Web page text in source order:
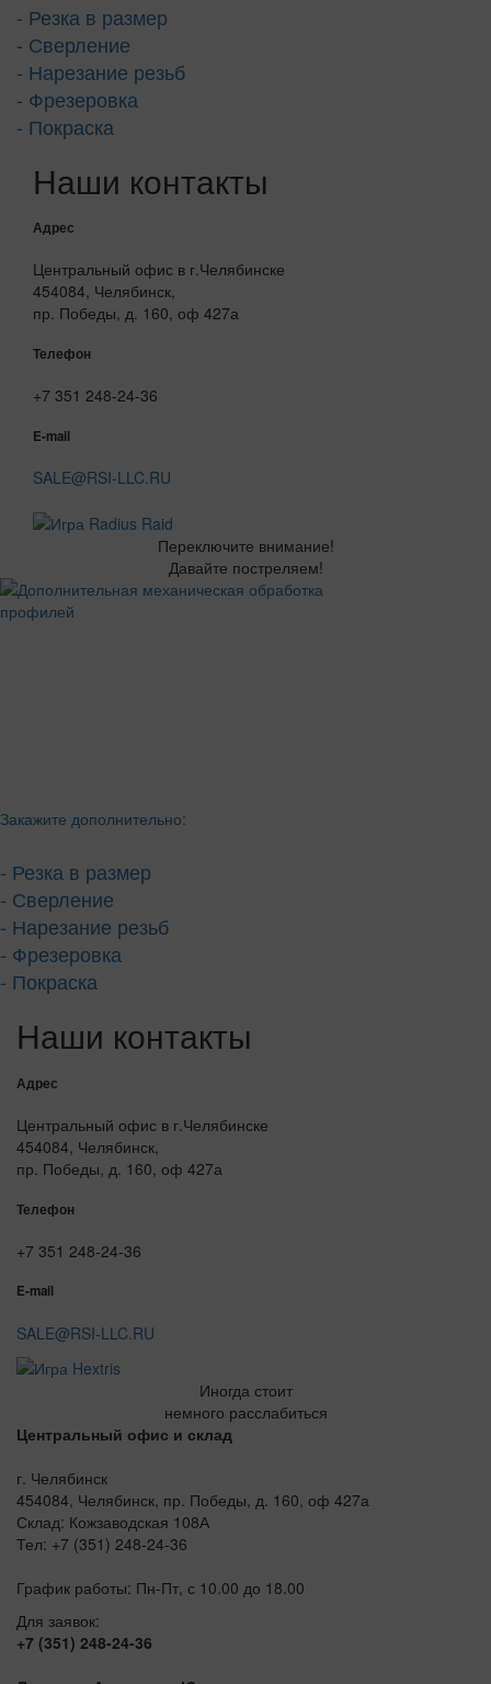
- Резка в размер
- Сверление
- Нарезание резьб
- Фрезеровка
- Покраска
Наши контакты
Адрес
Центральный офис в г.Челябинске
454084, Челябинск,
пр. Победы, д. 160, оф 427а
Телефон
+7 351 248-24-36
E-mail
SALE@RSI-LLC.RU
Переключите внимание!
Давайте постреляем!
Закажите дополнительно:
- Резка в размер
- Сверление
- Нарезание резьб
- Фрезеровка
- Покраска
Наши контакты
Адрес
Центральный офис в г.Челябинске
454084, Челябинск,
пр. Победы, д. 160, оф 427а
Телефон
+7 351 248-24-36
E-mail
SALE@RSI-LLC.RU
Иногда стоит
немного расслабиться
Центральный офис и склад
г. Челябинск
454084, Челябинск, пр. Победы, д. 160, оф 427а
Склад: Кожзаводская 108А
Тел: +7 (351) 248-24-36
График работы: Пн-Пт, с 10.00 до 18.00
Для заявок:
+7 (351) 248-24-36